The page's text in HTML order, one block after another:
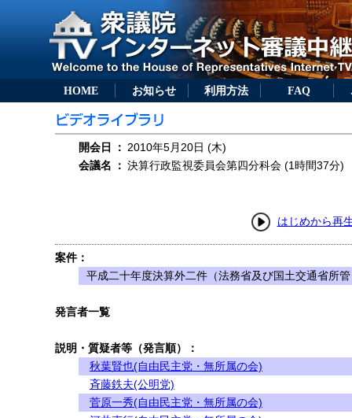
HOME お知らせ 利用方法 FAQ
開会日 ： 2010年5月20日 (木)
会議名
： 決算行政監視委員会第四分科会 (1時間37分)
はじめから再
案件：
平成二十年度決算外二件（法務省及び国土交通省所
発言者一覧
説明・質疑者等（発言順）：
秋葉賢也(自由民主党・無所属の会)
斉藤鉄夫(公明党)
菅原一秀(自由民主党・無所属の会)